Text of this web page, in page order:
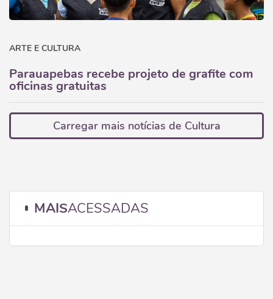
ARTE E CULTURA
Parauapebas recebe projeto de grafite com
oficinas gratuitas
Carregar mais notícias de Cultura
MAISACESSADAS